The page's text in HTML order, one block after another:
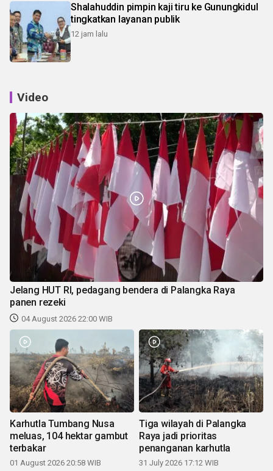
Shalahuddin pimpin kaji tiru ke Gunungkidul
tingkatkan layanan publik
12 jam lalu
Video
Jelang HUT RI, pedagang bendera di Palangka Raya
panen rezeki
04 August 2026 22:00 WIB
Karhutla Tumbang Nusa
meluas, 104 hektar gambut
terbakar
01 August 2026 20:58 WIB
Tiga wilayah di Palangka
Raya jadi prioritas
penanganan karhutla
31 July 2026 17:12 WIB